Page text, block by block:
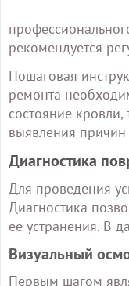
рекомендуется
Пошаговая
ремонта
состояние
выявления
Диагностика
Для проведения
Диагностика
ее устранения. В
Визуальный
Первым шагом